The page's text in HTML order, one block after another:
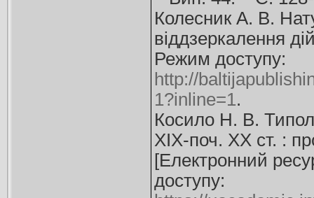
Колесник А. В.
віддзеркалення
Режим доступу:
http://
1?inline=1.
Косило Н. В.
ХІХ-поч. ХХ ст. :
[Електронний
доступу: